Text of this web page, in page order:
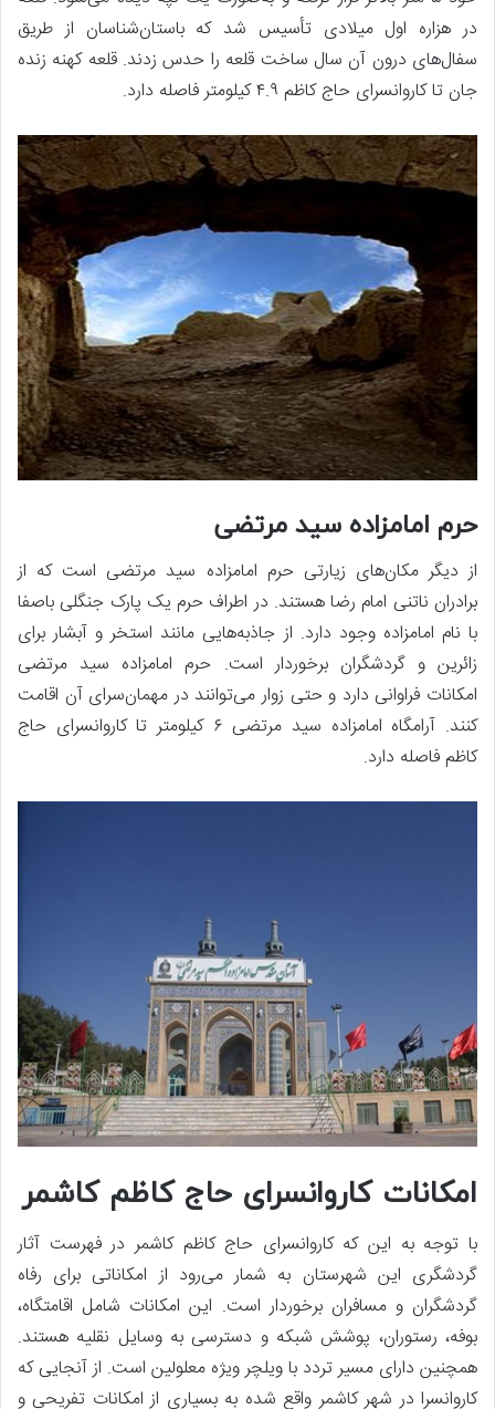
در هزاره اول میلادی تأسیس شد که باستان‌شناسان از طریق
سفال‌های درون آن سال ساخت قلعه را حدس زدند. قلعه کهنه زنده
جان تا کاروانسرای حاج کاظم ۴.۹ کیلومتر فاصله دارد.
حرم امامزاده سید مرتضی
از دیگر مکان‌های زیارتی حرم امامزاده سید مرتضی است که از
برادران ناتنی امام رضا هستند. در اطراف حرم یک پارک جنگلی باصفا
با نام امامزاده وجود دارد. از جاذبه‌هایی مانند استخر و آبشار برای
زائرین و گردشگران برخوردار است. حرم امامزاده سید مرتضی
امکانات فراوانی دارد و حتی زوار می‌توانند در مهمان‌سرای آن اقامت
کنند. آرامگاه امامزاده سید مرتضی ۶ کیلومتر تا کاروانسرای حاج
کاظم فاصله دارد.
امکانات کاروانسرای حاج کاظم کاشمر
با توجه به این که کاروانسرای حاج کاظم کاشمر در فهرست آثار
گردشگری این شهرستان به شمار می‌رود از امکاناتی برای رفاه
گردشگران و مسافران برخوردار است. این امکانات شامل اقامتگاه،
بوفه، رستوران، پوشش شبکه و دسترسی به وسایل نقلیه هستند.
همچنین دارای مسیر تردد با ویلچر ویژه معلولین است. از آنجایی که
کاروانسرا در شهر کاشمر واقع شده به بسیاری از امکانات تفریحی و